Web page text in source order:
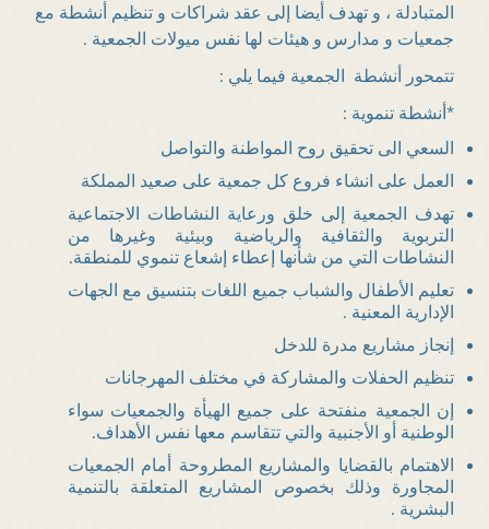
المتبادلة ، و تهدف أيضا إلى عقد شراكات و تنظيم أنشطة مع
جمعيات و مدارس و هيئات لها نفس ميولات الجمعية .
تتمحور أنشطة الجمعية فيما يلي :
*أنشطة تنموية :
السعي الى تحقيق روح المواطنة والتواصل
العمل على انشاء فروع كل جمعية على صعيد المملكة
تهدف الجمعية إلى خلق ورعاية النشاطات الاجتماعية
التربوية والثقافية والرياضية وبيئية وغيرها من
النشاطات التي من شأنها إعطاء إشعاع تنموي للمنطقة.
تعليم الأطفال والشباب جميع اللغات بتنسيق مع الجهات
الإدارية المعنية .
إنجاز مشاريع مدرة للدخل
تنظيم الحفلات والمشاركة في مختلف المهرجانات
إن الجمعية منفتحة على جميع الهيأة والجمعيات سواء
الوطنية أو الأجنبية والتي تتقاسم معها نفس الأهداف.
الاهتمام بالقضايا والمشاريع المطروحة أمام الجمعيات
المجاورة وذلك بخصوص المشاريع المتعلقة بالتنمية
البشرية .